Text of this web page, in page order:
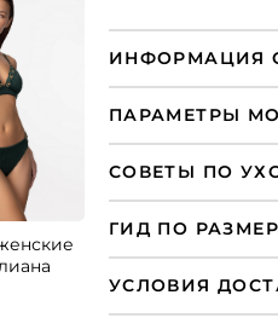
Верх купальника
бандо на косточках
ИНФОРМАЦИЯ
ПАРАМЕТРЫ
СОВЕТЫ ПО
ГИД ПО
УСЛОВИЯ